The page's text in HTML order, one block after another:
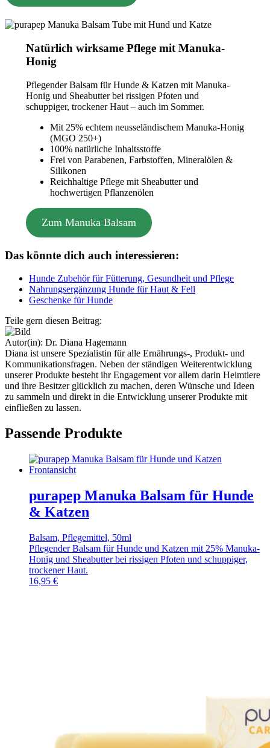
Natürlich wirksame Pflege mit Manuka-
Honig
Pflegender Balsam für Hunde & Katzen mit Manuka-
Honig und Sheabutter bei rissigen Pfoten und
schuppiger, trockener Haut – auch im Sommer.
Mit 25% echtem neusseländischem Manuka-Honig
(MGO 250+)
100% natürliche Inhaltsstoffe
Frei von Parabenen, Farbstoffen, Mineralölen &
Silikonen
Reichhaltige Pflege mit Sheabutter und
hochwertigen Pflanzenölen
Zum Manuka Balsam
Das könnte dich auch interessieren:
Hunde Zubehör für Fütterung, Gesundheit und Pflege
Nahrungsergänzung Hunde für Haut & Fell
Geschenke für Hunde
Teile gern diesen Beitrag:
Autor(in): Dr. Diana Hagemann
Diana ist unsere Spezialistin für alle Ernährungs-, Produkt- und
Kommunikationsfragen. Neben der ständigen Weiterentwicklung
unserer Produkte besteht ihr Engagement vor allem darin Heimtiere
und ihre Besitzer glücklich zu machen, deren Wünsche und Ideen
zu sammeln und direkt in die Entwicklung unserer Produkte mit
einfließen zu lassen.
Passende Produkte
purapep Manuka Balsam für Hunde
& Katzen
Balsam, Pflegemittel, 50ml
Pflegender Balsam für Hunde und Katzen mit 25% Manuka-
Honig und Sheabutter bei rissigen Pfoten und schuppiger,
trockener Haut.
16,95 €